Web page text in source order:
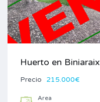
Huerto en Biniaraix
Precio 215.000€
Area